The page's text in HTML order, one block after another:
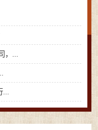
，...